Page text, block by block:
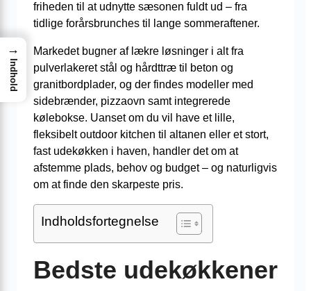
friheden til at udnytte sæsonen fuldt ud – fra
tidlige forårsbrunches til lange sommeraftener.
Markedet bugner af lækre løsninger i alt fra
pulverlakeret stål og hårdttræ til beton og
granitbordplader, og der findes modeller med
sidebrænder, pizzaovn samt integrerede
kølebokse. Uanset om du vil have et lille,
fleksibelt outdoor kitchen til altanen eller et stort,
fast udekøkken i haven, handler det om at
afstemme plads, behov og budget – og naturligvis
om at finde den skarpeste pris.
Indholdsfortegnelse
Bedste udekøkkener
→
Indhold